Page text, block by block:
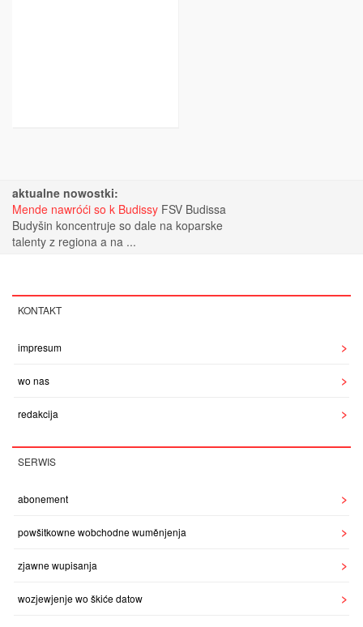
aktualne nowostki:
Mende nawróći so k Budissy FSV Budissa
Budyšin koncentruje so dale na koparske
talenty z regiona a na ...
KONTAKT
impresum
wo nas
redakcija
SERWIS
abonement
powšitkowne wobchodne wuměnjenja
zjawne wupisanja
wozjewjenje wo škiće datow